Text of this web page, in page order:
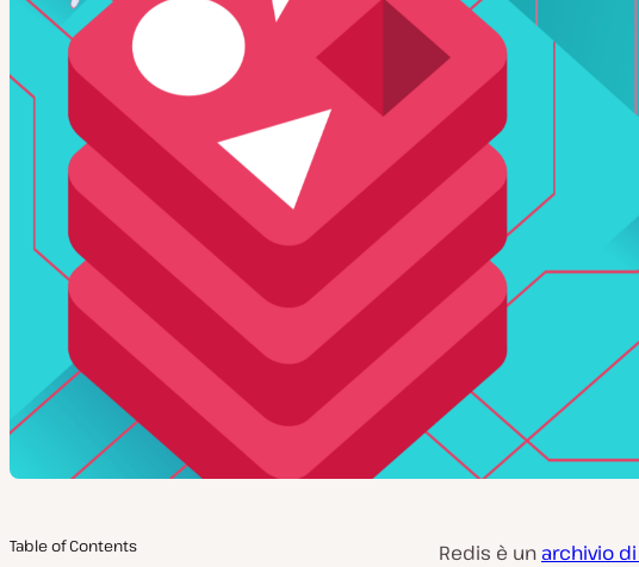
Table of Contents
Redis è un archivio